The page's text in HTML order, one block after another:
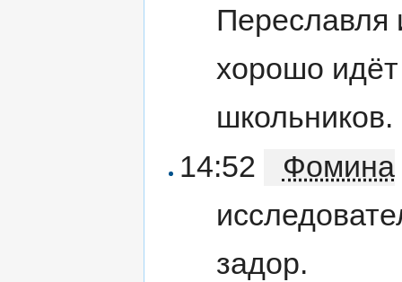
Переславля
хорошо идёт
школьников.
14:52
Фомина
задор.